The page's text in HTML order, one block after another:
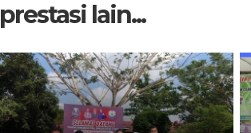
prestasi lain...